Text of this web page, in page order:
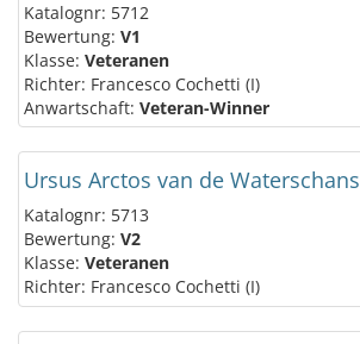
Katalognr: 5712
Bewertung: V1
Klasse: Veteranen
Richter: Francesco Cochetti (I)
Anwartschaft: Veteran-Winner
Ursus Arctos van de Waterschans
Katalognr: 5713
Bewertung: V2
Klasse: Veteranen
Richter: Francesco Cochetti (I)